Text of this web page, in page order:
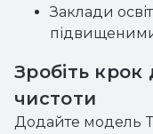
Заклади
Зробіть крок
чистоти
Додайте модель